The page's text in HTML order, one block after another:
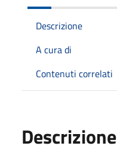
Descrizione
A cura di
Contenuti correlati
Descrizione